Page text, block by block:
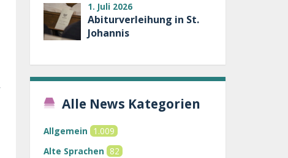
1. Juli 2026
Abiturverleihung in St.
Johannis
Alle News Kategorien
Allgemein 1.009
Alte Sprachen 82